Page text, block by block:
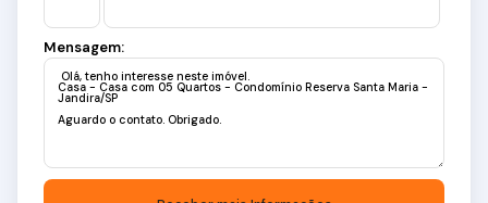
Imobiliária Alfa Negócios.
CRECI: 34.726-J.
Mensagem: